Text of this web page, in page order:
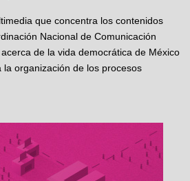
que concentra los contenidos
Nacional de Comunicación
de la vida democrática de México
organización de los procesos